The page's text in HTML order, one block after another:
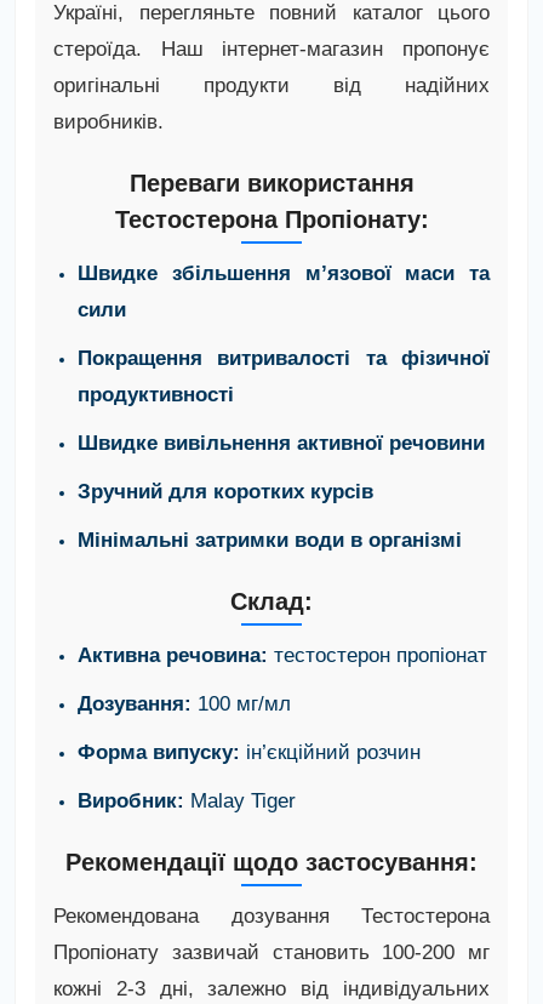
Україні, перегляньте повний каталог цього
стероїда. Наш інтернет-магазин пропонує
оригінальні продукти від надійних
виробників.
Переваги використання
Тестостерона Пропіонату:
Швидке збільшення м’язової маси та
сили
Покращення витривалості та фізичної
продуктивності
Швидке вивільнення активної речовини
Зручний для коротких курсів
Мінімальні затримки води в організмі
Склад:
Активна речовина: тестостерон пропіонат
Дозування: 100 мг/мл
Форма випуску: ін’єкційний розчин
Виробник: Malay Tiger
Рекомендації щодо застосування:
Рекомендована дозування Тестостерона
Пропіонату зазвичай становить 100-200 мг
кожні 2-3 дні, залежно від індивідуальних